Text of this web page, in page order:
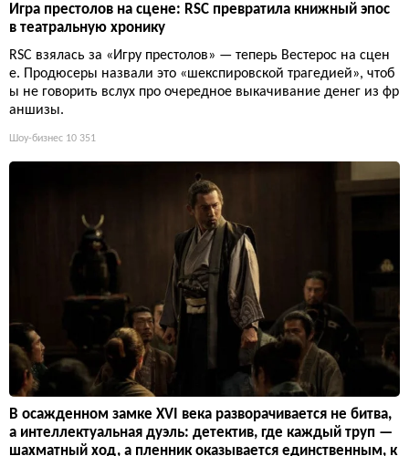
Игра престолов на сцене: RSC превратила книжный эпос
в театральную хронику
RSC взялась за «Игру престолов» — теперь Вестерос на сцен
е. Продюсеры назвали это «шекспировской трагедией», чтоб
ы не говорить вслух про очередное выкачивание денег из фр
аншизы.
Шоу-бизнес 10 351
В осажденном замке XVI века разворачивается не битва,
а интеллектуальная дуэль: детектив, где каждый труп —
шахматный ход, а пленник оказывается единственным, к